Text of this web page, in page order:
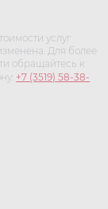
услуг
Для более
обращайтесь к
+7 (3519) 58-38-